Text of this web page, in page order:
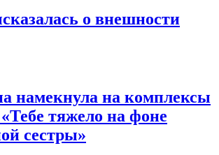
о внешности
намекнула на комплексы
тяжело на фоне
сестры»